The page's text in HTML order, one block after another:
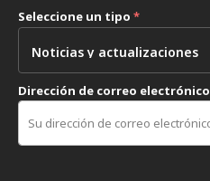
Seleccione un tipo *
Dirección de correo electrónico